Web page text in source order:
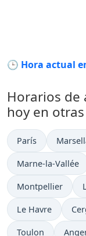
🕒 Hora actual
Horarios de
hoy en
París
Marne-la-Vallée
Montpellier
Le Havre
Toulon